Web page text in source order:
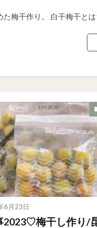
た梅干作り。 白干梅干と
6月23日
2023♡梅干し作り/